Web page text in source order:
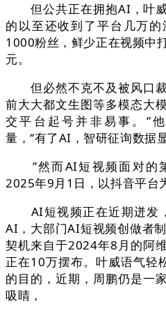
但公共正在拥抱AI，叶威
的以至还收到了平台几万
1000粉丝，鲜少正在视频中
元。
但必然不克不及被风口裁
前大大都文生图等多模态大
交平台起号并非易事。”
量，“有了AI，智研征询数据显
”然而AI短视频面对的第
2025年9月1日，以抖音平台
AI短视频正在近期迸发
AI，大部门AI短视频创做者
契机来自于2024年8月的阿
正在10万摆布。叶威语气轻
的目的，近期，周鹏仍是一
吸睛，